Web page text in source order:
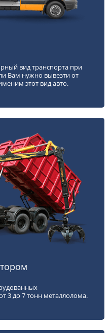
вид транспорта при
Вам нужно вывезти от
этот вид авто.
3 до 7 тонн металлолома.